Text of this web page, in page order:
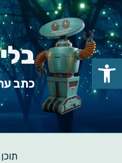
Skip
to
content
כתב
פתח סרגל